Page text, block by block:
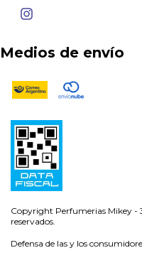
Medios de envío
Copyright Perfumerias Mikey -
reservados.
Defensa de las y los